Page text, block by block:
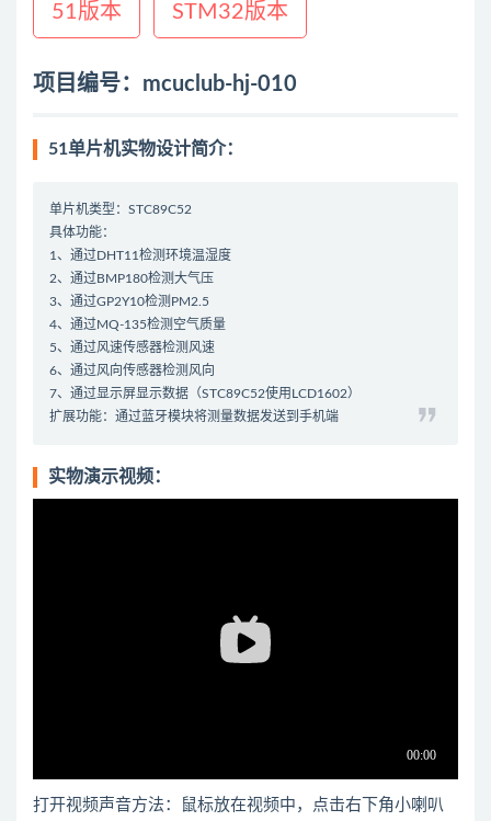
51版本 STM32版本
项目编号：mcuclub-hj-010
51单片机实物设计简介：
单片机类型：STC89C52
具体功能：
1、通过DHT11检测环境温湿度
2、通过BMP180检测大气压
3、通过GP2Y10检测PM2.5
4、通过MQ-135检测空气质量
5、通过风速传感器检测风速
6、通过风向传感器检测风向
7、通过显示屏显示数据（STC89C52使用LCD1602）
扩展功能：通过蓝牙模块将测量数据发送到手机端
实物演示视频：
打开视频声音方法：鼠标放在视频中，点击右下角小喇叭